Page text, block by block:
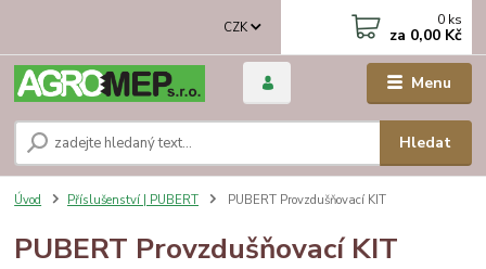
Menu
CZK
Hledat
0 ks
za 0,00 Kč
Úvod Příslušenství | PUBERT PUBERT Provzdušňovací KIT
PUBERT Provzdušňovací KIT